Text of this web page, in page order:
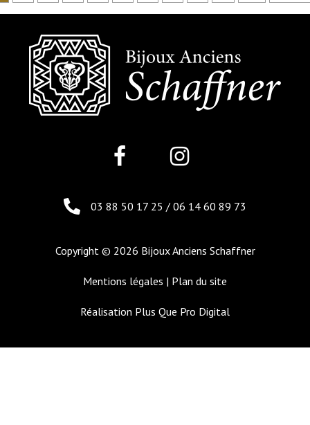
03 88 50 17 25 / 06 14 60 89 73
Copyright © 2026 Bijoux Anciens Schaffner
Mentions légales | Plan du site
Réalisation Plus Que Pro Digital